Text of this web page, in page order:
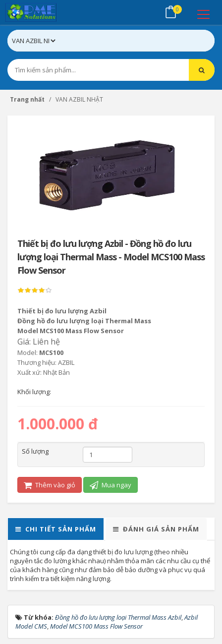
0
Trang nhất VAN AZBIL NHẬT
Thiết bị đo lưu lượng Azbil - Đồng hồ đo lưu
lượng loại Thermal Mass - Model MCS100 Mass
Flow Sensor
Thiết bị đo lưu lượng Azbil
Đồng hồ đo lưu lượng loại Thermal Mass
Model MCS100 Mass Flow Sensor
Giá: Liên hệ
Model: MCS100
Thương hiệu: AZBIL
Xuất xứ: Nhật Bản
Khối lượng:
1.000.000 đ
Số lượng
Thêm vào giỏ Mua ngay
CHI TIẾT SẢN PHẨM ĐÁNH GIÁ SẢN PHẨM
Chúng tôi cung cấp đa dạng thiết bị đo lưu lượng (theo nhiều
nguyên tắc đo lường khác nhau) nhằm thỏa mãn các nhu cầu cụ thể
của khách hàng cũng như đảm bảo dễ bảo dưỡng và phục vụ quá
trình kiểm tra tiết kiệm năng lượng.
Từ khóa: Đồng hồ đo lưu lượng loại Thermal Mass Azbil,Azbil
Model CMS,Model MCS100 Mass Flow Sensor